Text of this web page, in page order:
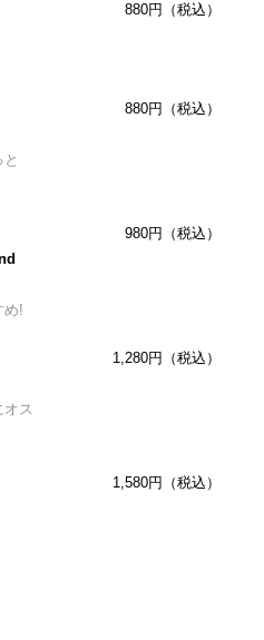
880円（税込）
880円（税込）
め!
980円（税込）
ス
1,280円（税込）
1,580円（税込）